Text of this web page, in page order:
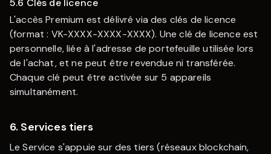
5.6 Clés de licence
L'accès Premium est délivré via des clés de licence
(format : VK-XXXX-XXXX-XXXX). Une clé de licence est
personnelle, liée à l'adresse de portefeuille utilisée lors
de l'achat, et ne peut être revendue ni transférée.
Chaque clé peut être activée sur 5 appareils
simultanément.
6. Services tiers
Le Service s'appuie sur des tiers (réseaux blockchain,